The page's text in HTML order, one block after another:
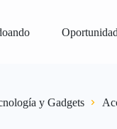
Vender Gratis
y Gadgets